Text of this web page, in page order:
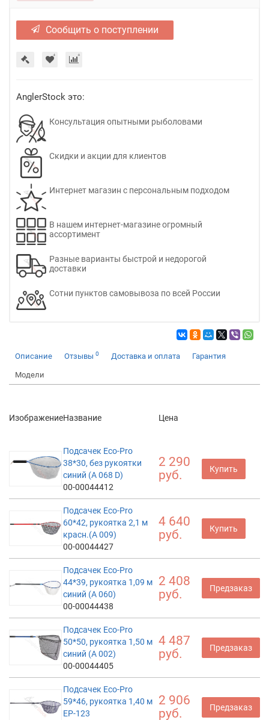
Сообщить о поступлении
AnglerStock это:
Консультация опытными рыболовами
Скидки и акции для клиентов
Интернет магазин с персональным подходом
В нашем интернет-магазине огромный
ассортимент
Разные варианты быстрой и недорогой
доставки
Сотни пунктов самовывоза по всей России
Описание Отзывы 0 Доставка и оплата Гарантия
Модели
ИзображениеНазвание Цена
Подсачек Eco-Pro
38*30, без рукоятки
синий (А 068 D)
00-00044412
2 290
руб.
Купить
Подсачек Eco-Pro
60*42, рукоятка 2,1 м
красн.(А 009)
00-00044427
4 640
руб.
Купить
Подсачек Eco-Pro
44*39, рукоятка 1,09 м
синий (A 060)
00-00044438
2 408
руб.
Предзаказ
Подсачек Eco-Pro
50*50, рукоятка 1,50 м
синий (А 002)
00-00044405
4 487
руб.
Предзаказ
Подсачек Eco-Pro
59*46, рукоятка 1,40 м
EP-123
2 906
руб.
Предзаказ